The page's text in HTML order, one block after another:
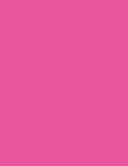
rakyat. Area seperti ini
besar dan mencolok.
playground inflatable terus
Sedangkan untuk event